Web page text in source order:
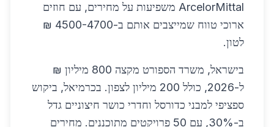
ArcelorMittal משפיעות על מחירים, עם חוזים
ארוכי טווח שמייצבים אותם ב-4500-4700 ₪
לטון.
בישראל, משרד הספורט מקצה 800 מיליון ₪
ל-2026, כולל 200 מיליון לצפון. בכרמיאל, ביקוש
ספציפי למבני כדורסל וחדרי כושר חיצוניים גדל
ב-30%, עם 50 פרויקטים מתוכננים. מחירים